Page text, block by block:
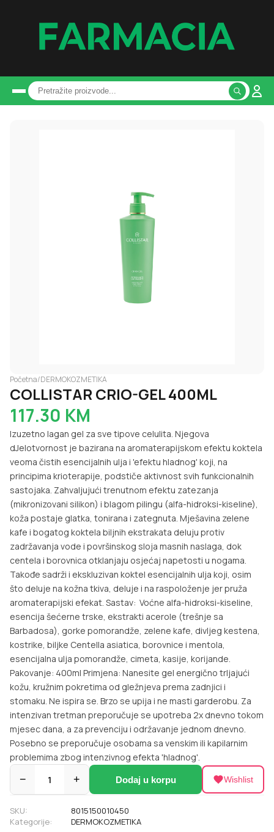
Početna/DERMOKOZMETIKA
COLLISTAR CRIO-GEL 400ML
117.30 KM
Izuzetno lagan gel za sve tipove celulita. Njegova
dJelotvornost je bazirana na aromaterapijskom efektu koktela
veoma čistih esencijalnih ulja i 'efektu hladnog' koji, na
principima krioterapije, podstiče aktivnost svih funkcionalnih
sastojaka. Zahvaljujući trenutnom efektu zatezanja
(mikronizovani silikon) i blagom pilingu (alfa-hidroksi-kiseline),
koža postaje glatka, tonirana i zategnuta. Mješavina zelene
kafe i bogatog koktela biljnih ekstrakata deluju protiv
zadržavanja vode i površinskog sloja masnih naslaga, dok
centela i borovnica otklanjaju osjećaj napetosti u nogama.
Takođe sadrži i ekskluzivan koktel esencijalnih ulja koji, osim
što deluje na kožna tkiva, deluje i na raspoloženje jer pruža
aromaterapijski efekat. Sastav: Voćne alfa-hidroksi-kiseline,
esencija šećerne trske, ekstrakti acerole (trešnje sa
Barbadosa), gorke pomorandže, zelene kafe, divljeg kestena,
kostrike, biljke Centella asiatica, borovnice i mentola,
esencijalna ulja pomorandže, cimeta, kasije, korijande.
Pakovanje: 400ml Primjena: Nanesite gel energično trljajući
kožu, kružnim pokretima od gležnjeva prema zadnjici i
stomaku. Ne ispira se. Brzo se upija i ne masti garderobu. Za
intenzivan tretman preporučuje se upotreba 2x dnevno tokom
mjesec dana, a za prevenciju i održavanje jednom dnevno.
Posebno se preporučuje osobama sa venskim ili kapilarnim
problemima zbog intenzivnog efekta 'hladnog'.
− 1 + Dodaj u korpu Wishlist
SKU:
8015150010450
Kategorije:
DERMOKOZMETIKA